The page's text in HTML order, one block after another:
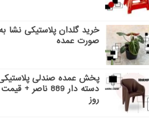
خرید گلدان پلاستیکی نشا به
صورت عمده
پخش عمده صندلی
دسته دار 889 ناصر + قیمت
روز